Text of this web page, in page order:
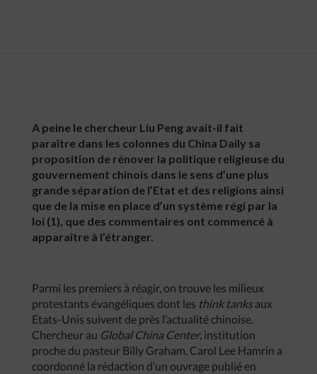
A peine le chercheur Liu Peng avait-il fait
paraître dans les colonnes du China Daily sa
proposition de rénover la politique religieuse du
gouvernement chinois dans le sens d’une plus
grande séparation de l’Etat et des religions ainsi
que de la mise en place d’un système régi par la
loi (1), que des commentaires ont commencé à
apparaître à l’étranger.
Parmi les premiers à réagir, on trouve les milieux
protestants évangéliques dont les think tanksaux
Etats-Unis suivent de près l’actualité chinoise.
Chercheur au Global China Center, institution
proche du pasteur Billy Graham, Carol Lee Hamrin a
coordonné la rédaction d’un ouvrage publié en